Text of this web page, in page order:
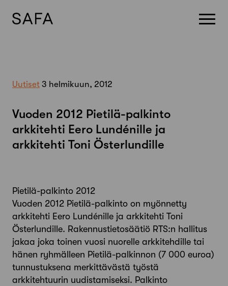
Uutiset 3 helmikuun, 2012
Vuoden 2012 Pietilä-palkinto
arkkitehti Eero Lundénille ja
arkkitehti Toni Österlundille
Pietilä-palkinto 2012
Vuoden 2012 Pietilä-palkinto on myönnetty
arkkitehti Eero Lundénille ja arkkitehti Toni
Österlundille. Rakennustietosäätiö RTS:n hallitus
jakaa joka toinen vuosi nuorelle arkkitehdille tai
hänen ryhmälleen Pietilä-palkinnon (7 000 euroa)
tunnustuksena merkittävästä työstä
arkkitehtuurin uudistamiseksi. Palkinto